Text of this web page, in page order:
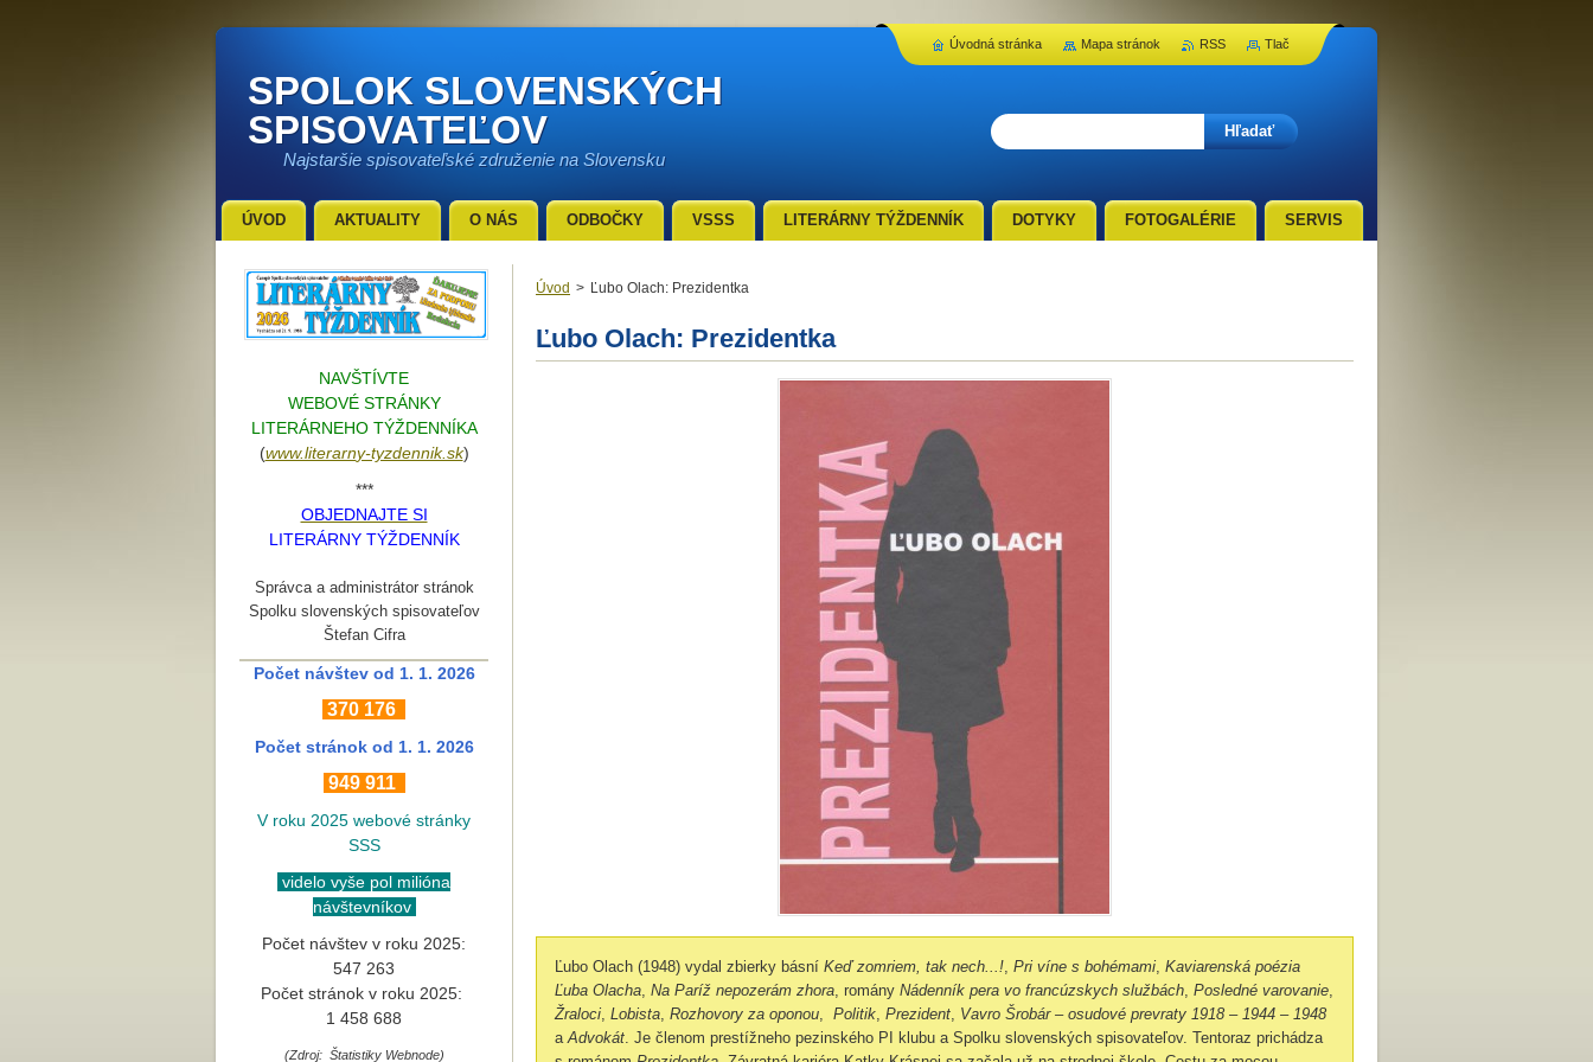
SPOLOK SLOVENSKÝCH
SPISOVATEĽOV
Najstaršie spisovateľské združenie na Slovensku
Úvod > Ľubo Olach: Prezidentka
Ľubo Olach: Prezidentka
Ľubo Olach (1948) vydal zbierky básní Keď zomriem, tak nech...!, Pri víne s bohémami, Kaviarenská poézia
Ľuba Olacha, Na Paríž nepozerám zhora, romány Nádenník pera vo francúzskych službách, Posledné varovanie,
Žraloci, Lobista, Rozhovory za oponou, Politik, Prezident, Vavro Šrobár – osudové prevraty 1918 – 1944 – 1948
aAdvokát. Je členom prestížneho pezinského PI klubu a Spolku slovenských spisovateľov. Tentoraz prichádza
NAVŠTÍVTE
WEBOVÉ STRÁNKY
LITERÁRNEHO TÝŽDENNÍKA
(www.literarny-tyzdennik.sk)
***
OBJEDNAJTE SI
LITERÁRNY TÝŽDENNÍK
Správca a administrátor stránok
Spolku slovenských spisovateľov
Štefan Cifra
Počet návštev od 1. 1. 2026
370 176
Počet stránok od 1. 1. 2026
949 911
V roku 2025 webové stránky
SSS
videlo vyše pol milióna
návštevníkov
Počet návštev v roku 2025:
547 263
Počet stránok v roku 2025:
1 458 688
(Zdroj: Štatistiky Webnode)
ÚVOD AKTUALITY O NÁS ODBOČKY VSSS LITERÁRNY TÝŽDENNÍK DOTYKY FOTOGALÉRIE SERVIS
Úvodná stránka Mapa stránok RSS Tlač